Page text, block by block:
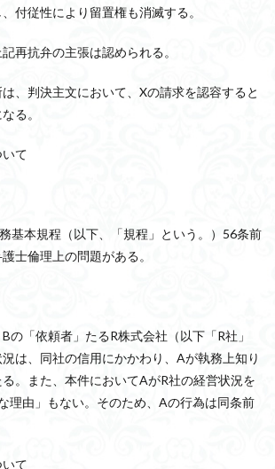
付従性により留置権も消滅する。
抗弁の主張は認められる。
、判決主文において、Xの請求を認容すると
る。
て
基本規程（以下、「規程」という。）56条前
士倫理上の問題がある。
の「依頼者」たるR株式会社（以下「R社」
は、同社の信用にかかわり、Aが執務上知り
。また、本件においてAがR社の経営状況を
理由」もない。そのため、Aの行為は同条前
て